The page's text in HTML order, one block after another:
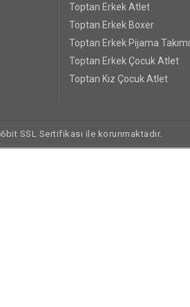
Toptan Erkek Atlet
Toptan Erkek Boxer
Toptan Erkek Pijama Takımı
Toptan Erkek Çocuk Atlet
Toptan Kız Çocuk Atlet
SSL Sertifikası ile korunmaktadır.